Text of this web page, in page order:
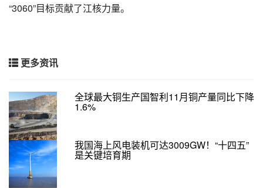
“3060”目标贡献了江核力量。
更多资讯
全球最大铜生产国智利11月铜产量同比下降
1.6%
我国海上风电装机可达3009GW！“十四五”
是关键培育期